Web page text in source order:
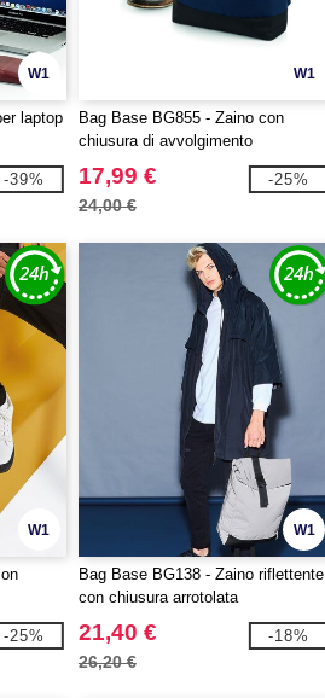
W1
laptop
-39%
W1
Bag Base BG855 - Zaino con
chiusura di avvolgimento
17,99 €
24,00 €
-25%
W1
-25%
W1
Bag Base BG138 - Zaino riflettente
con chiusura arrotolata
21,40 €
26,20 €
-18%